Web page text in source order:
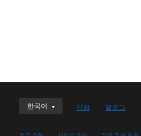
한국어
한국어
English (UK)
신뢰 블로그